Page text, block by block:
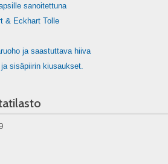
sanoitettuna
& Eckhart Tolle
ja saastuttava hiiva
sisäpiirin kiusaukset.